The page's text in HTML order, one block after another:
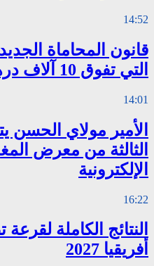
14:52
قانون المحاماة
التي تفوق 10 آلاف درهم بالشيك
14:01
الأمير مولاي الحسن
الثالثة من معرض
الإلكترونية
16:22
النتائج الكاملة
أفريقيا 2027